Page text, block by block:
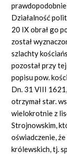
Działalność
20 IX obrał go
został
szlachty
pozostał przy
popisu pow.
Dn. 31 VIII
otrzymał star.
wielokrotnie z
Strojnowskim,
oświadczenie,
królewskich, tj.